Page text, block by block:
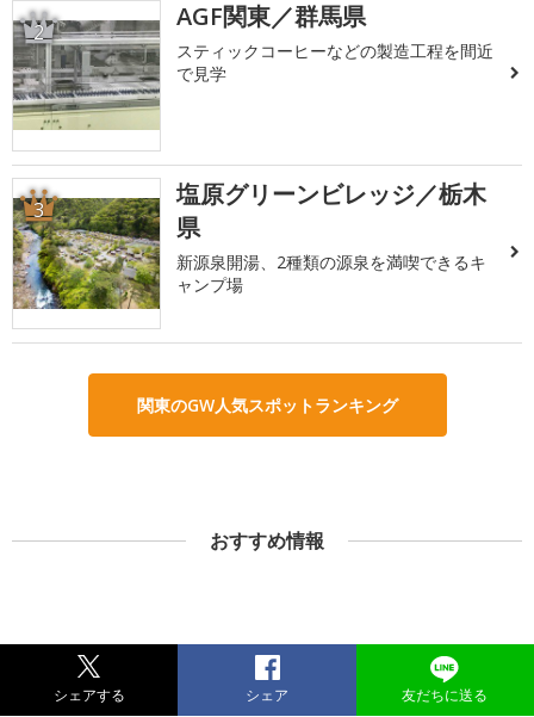
2 AGF関東／群馬県
スティックコーヒーなどの製造工程を間近
で見学
3
塩原グリーンビレッジ／栃木
県
新源泉開湯、2種類の源泉を満喫できるキ
ャンプ場
関東のGW人気スポットランキング
おすすめ情報
シェアする シェア 友だちに送る